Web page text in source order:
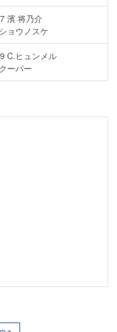
濱 将乃介
ョウノスケ
C.ヒュンメル
ーパー